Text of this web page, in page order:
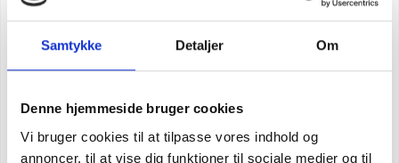
Samtykke Detaljer Om
Denne hjemmeside bruger cookies
Vi bruger cookies til at tilpasse vores indhold og
annoncer, til at vise dig funktioner til sociale medier og til
CARHARTT MÖSSA MED LÄDERLOGO
SEK 323,75m. moms